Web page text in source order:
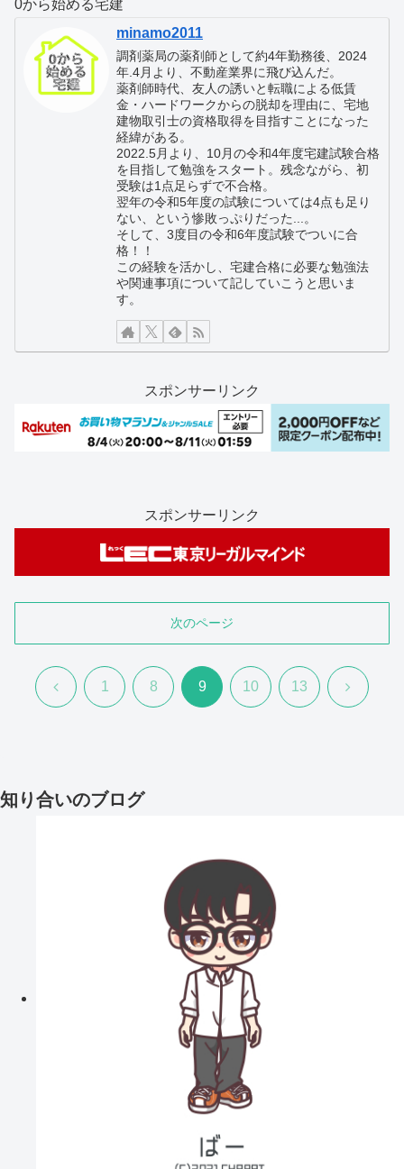
0から始める宅建
minamo2011
調剤薬局の薬剤師として約4年勤務後、2024
年.4月より、不動産業界に飛び込んだ。
薬剤師時代、友人の誘いと転職による低賃
金・ハードワークからの脱却を理由に、宅地
建物取引士の資格取得を目指すことになった
経緯がある。
2022.5月より、10月の令和4年度宅建試験合格
を目指して勉強をスタート。残念ながら、初
受験は1点足らずで不合格。
翌年の令和5年度の試験については4点も足り
ない、という惨敗っぷりだった...。
そして、3度目の令和6年度試験でついに合
格！！
この経験を活かし、宅建合格に必要な勉強法
や関連事項について記していこうと思いま
す。
スポンサーリンク
スポンサーリンク
次のページ
前 1 8 9 10 13 次
知り合いのブログ